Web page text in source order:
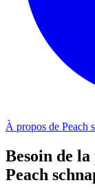
À propos de Peach
Besoin de
Peach